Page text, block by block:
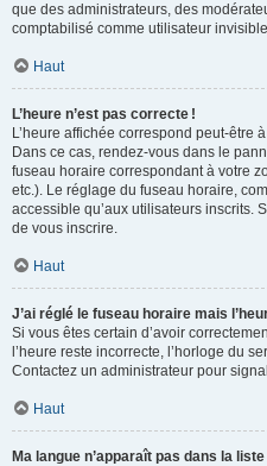
que des administrateurs, des
comptabilisé comme utilisateur
Haut
L’heure n’est pas correcte !
L’heure affichée correspond peut-être
Dans ce cas, rendez-vous dans le
fuseau horaire correspondant à votre
etc.). Le réglage du fuseau horaire,
accessible qu’aux utilisateurs inscrits.
de vous inscrire.
Haut
J’ai réglé le fuseau horaire mais
Si vous êtes certain d’avoir
l’heure reste incorrecte, l’horloge du
Contactez un administrateur pour
Haut
Ma langue n’apparaît pas dans la liste